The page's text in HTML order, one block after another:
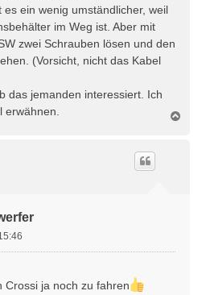
ein wenig umständlicher, weil
im Weg ist. Aber mit
zwei Schrauben lösen und den
(Vorsicht, nicht das Kabel
das jemanden interessiert. Ich
Crossi ja noch zu fahren